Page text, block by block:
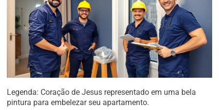
Legenda: Coração de Jesus representado em uma bela
pintura para embelezar seu apartamento.